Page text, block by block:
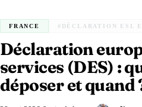
🇧🇪
🇩🇪 Allemagne
🇮🇹 Italie
🇨🇭
🇧🇪 Belgique
🇩🇪Allemagne
Expert-comptable Amazon
Blog
Glossaire
Vérifier un n° TVA
FRANCE #DÉCLARATION ESL
Déclaration
services (DES) :
déposer et quand